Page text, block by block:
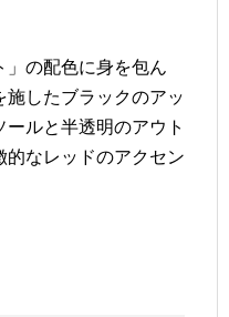
」の配色に身を包ん
したブラックのアッ
ルと半透明のアウト
的なレッドのアクセン